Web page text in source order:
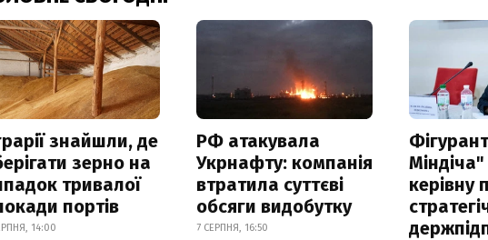
знайшли, де
зерно на
тривалої
портів
14:00
РФ атакувала
Укрнафту: компанія
втратила суттєві
обсяги видобутку
7 СЕРПНЯ, 16:50
керівну